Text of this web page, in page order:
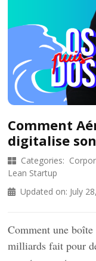
Comment
digitalise
Categories:
Lean Startup
Updated on: July
Comment une
milliards fait pour